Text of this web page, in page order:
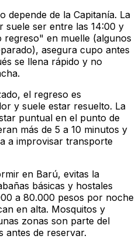
depende de la Capitanía. La
suele ser entre las 14:00 y
regreso" en muelle (algunos
asegura cupo antes
se llena rápido y no
el regreso es
y suele estar resuelto. La
puntual en el punto de
más de 5 a 10 minutos y
a improvisar transporte
en Barú, evitas la
básicas y hostales
a 80.000 pesos por noche
en alta. Mosquitos y
zonas son parte del
antes de reservar.